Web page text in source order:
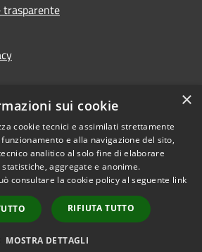
Copyright © 2026 • Comune di
Vallada Agordina • Powered by
Municipium•
Accesso
redazione
×
sui cookie
cookie tecnici e assimilati strettamente
e alla navigazione del sito,
analitico al solo fine di elaborare
aggregate e anonime.
consultare la cookie policy al seguente link
RIFIUTA TUTTO
MOSTRA DETTAGLI